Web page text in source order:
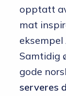
opptatt
mat
Samtidig
gode
serveres